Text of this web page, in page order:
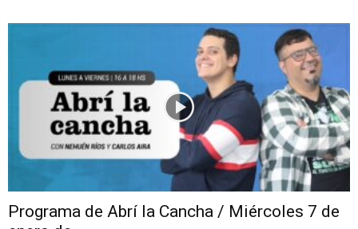
Programa de Abrí la Cancha / Miércoles 7 de